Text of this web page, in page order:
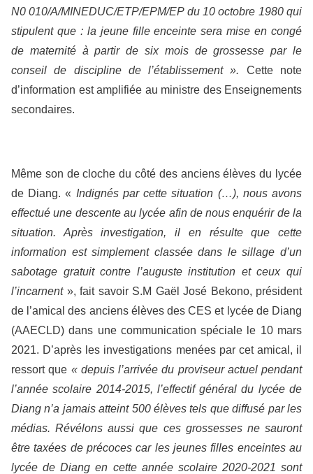
N0 010/A/MINEDUC/ETP/EPM/EP du 10 octobre 1980 qui
stipulent que : la jeune fille enceinte sera mise en congé
de maternité à partir de six mois de grossesse par le
conseil de discipline de l’établissement ». Cette note
d’information est amplifiée au ministre des Enseignements
secondaires.
Même son de cloche du côté des anciens élèves du lycée
de Diang. « Indignés par cette situation (…), nous avons
effectué une descente au lycée afin de nous enquérir de la
situation. Après investigation, il en résulte que cette
information est simplement classée dans le sillage d’un
sabotage gratuit contre l’auguste institution et ceux qui
l’incarnent », fait savoir S.M Gaël José Bekono, président
de l’amical des anciens élèves des CES et lycée de Diang
(AAECLD) dans une communication spéciale le 10 mars
2021. D’après les investigations menées par cet amical, il
ressort que « depuis l’arrivée du proviseur actuel pendant
l’année scolaire 2014-2015, l’effectif général du lycée de
Diang n’a jamais atteint 500 élèves tels que diffusé par les
médias. Révélons aussi que ces grossesses ne sauront
être taxées de précoces car les jeunes filles enceintes au
lycée de Diang en cette année scolaire 2020-2021 sont